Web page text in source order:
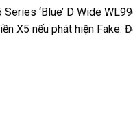
‘Blue’ D Wide
X5 nếu phát hiện Fake.